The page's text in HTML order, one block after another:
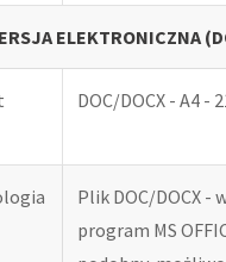
ELEKTRONICZNA
DOC/DOCX - A4 -
Plik DOC/DOCX -
program MS